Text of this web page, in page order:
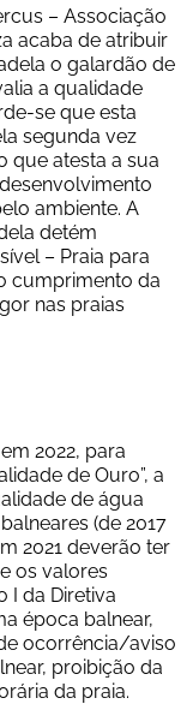
– Associação
acaba de atribuir
o galardão de
a qualidade
se que esta
segunda vez
que atesta a sua
ambiente. A
detém
– Praia para
cumprimento da
nas praias
2022, para
de Ouro”, a
de água
(de 2017
2021 deverão ter
os valores
I da Diretiva
época balnear,
ocorrência/aviso
proibição da
da praia.